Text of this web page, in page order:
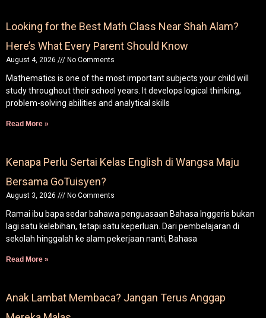
Looking for the Best Math Class Near Shah Alam?
Here’s What Every Parent Should Know
August 4, 2026 No Comments
Mathematics is one of the most important subjects your child will
study throughout their school years. It develops logical thinking,
problem-solving abilities and analytical skills
Read More »
Kenapa Perlu Sertai Kelas English di Wangsa Maju
Bersama GoTuisyen?
August 3, 2026 No Comments
Ramai ibu bapa sedar bahawa penguasaan Bahasa Inggeris bukan
lagi satu kelebihan, tetapi satu keperluan. Dari pembelajaran di
sekolah hinggalah ke alam pekerjaan nanti, Bahasa
Read More »
Anak Lambat Membaca? Jangan Terus Anggap